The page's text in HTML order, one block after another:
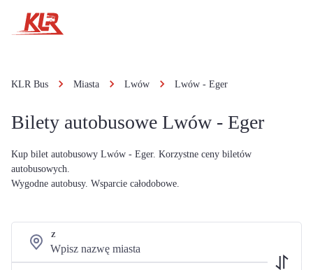
KLR Bus Miasta Lwów Lwów - Eger
Bilety autobusowe Lwów - Eger
Kup bilet autobusowy Lwów - Eger. Korzystne ceny biletów
autobusowych.
Wygodne autobusy. Wsparcie całodobowe.
Z